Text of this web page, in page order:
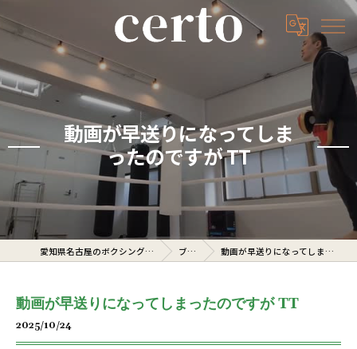
動画が早送りになってしま
ったのですが TT
愛知県名古屋のボクシングジムならcerto ブログ 動画が早送りになってしまったのですが TT
動画が早送りになってしまったのですが TT
2025/10/24